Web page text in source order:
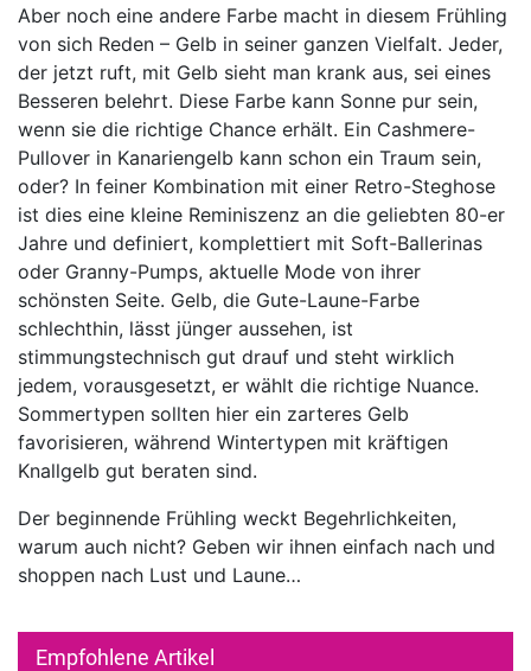
Aber noch eine andere Farbe macht in diesem Frühling
von sich Reden – Gelb in seiner ganzen Vielfalt. Jeder,
der jetzt ruft, mit Gelb sieht man krank aus, sei eines
Besseren belehrt. Diese Farbe kann Sonne pur sein,
wenn sie die richtige Chance erhält. Ein Cashmere-
Pullover in Kanariengelb kann schon ein Traum sein,
oder? In feiner Kombination mit einer Retro-Steghose
ist dies eine kleine Reminiszenz an die geliebten 80-er
Jahre und definiert, komplettiert mit Soft-Ballerinas
oder Granny-Pumps, aktuelle Mode von ihrer
schönsten Seite. Gelb, die Gute-Laune-Farbe
schlechthin, lässt jünger aussehen, ist
stimmungstechnisch gut drauf und steht wirklich
jedem, vorausgesetzt, er wählt die richtige Nuance.
Sommertypen sollten hier ein zarteres Gelb
favorisieren, während Wintertypen mit kräftigen
Knallgelb gut beraten sind.
Der beginnende Frühling weckt Begehrlichkeiten,
warum auch nicht? Geben wir ihnen einfach nach und
shoppen nach Lust und Laune…
Empfohlene Artikel